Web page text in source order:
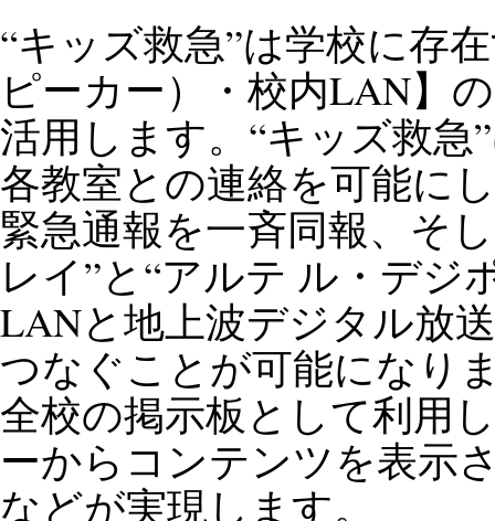
“キッズ救急”は学校に存
ピーカー）・校内LAN】
活用します。“キッズ救
各教室との連絡を可能に
緊急通報を一斉同報、そ
レイ”と“アルテ ル・デジ
LANと地上波デジタル放
つなぐことが可能になり
全校の掲示板として利用
ーからコンテンツを表示
などが実現します。